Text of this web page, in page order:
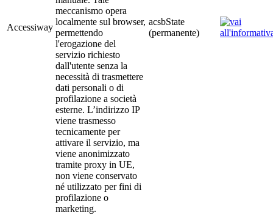
Accessiway
meccanismo opera
localmente sul browser,
permettendo
l'erogazione del
servizio richiesto
dall'utente senza la
necessità di trasmettere
dati personali o di
profilazione a società
esterne. L’indirizzo IP
viene trasmesso
tecnicamente per
attivare il servizio, ma
viene anonimizzato
tramite proxy in UE,
non viene conservato
né utilizzato per fini di
profilazione o
marketing.
acsbState
(permanente)